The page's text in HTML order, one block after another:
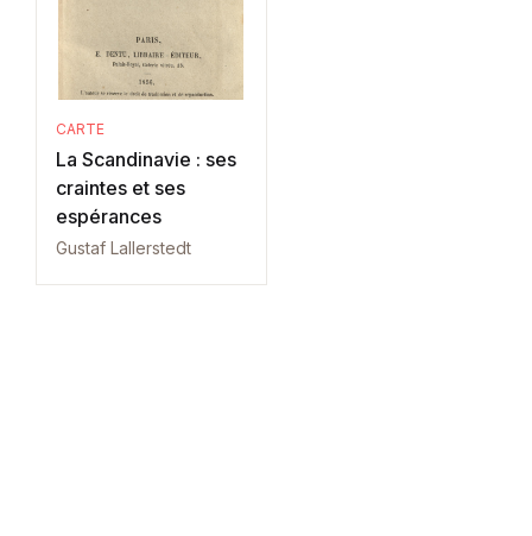
CARTE
La Scandinavie : ses
craintes et ses
espérances
Gustaf Lallerstedt